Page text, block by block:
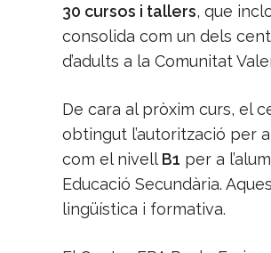
30 cursos i tallers, que
consolida com un dels
d’adults a la Comunitat
De cara al pròxim curs, el
obtingut l’autorització per
com el nivell B1 per a
Educació Secundària.
lingüística i formativa.